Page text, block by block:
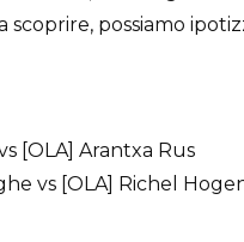
scoprire, possiamo
[OLA] Arantxa Rus
vs [OLA] Richel